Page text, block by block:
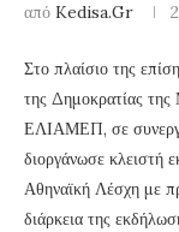
από Kedisa.gr
Στο πλαίσιο της
της Δημοκρατίας
ΕΛΙΑΜΕΠ, σε
διοργάνωσε κλειστή
Αθηναϊκή Λέσχη με
διάρκεια της